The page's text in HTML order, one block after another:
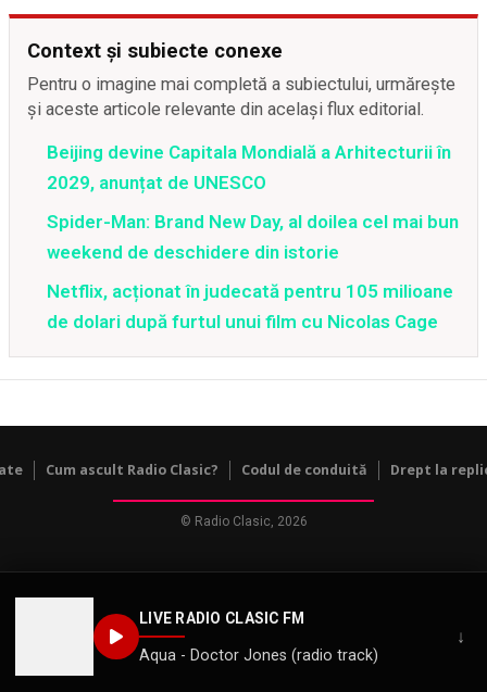
LIVE RADIO CLASIC FM
Aqua - Doctor Jones (radio track)
↓
Context și subiecte conexe
Pentru o imagine mai completă a subiectului, urmărește
și aceste articole relevante din același flux editorial.
Beijing devine Capitala Mondială a Arhitecturii în
2029, anunțat de UNESCO
Spider-Man: Brand New Day, al doilea cel mai bun
weekend de deschidere din istorie
Netflix, acționat în judecată pentru 105 milioane
de dolari după furtul unui film cu Nicolas Cage
Cum ascult Radio Clasic? Codul de conduită Drept la
© Radio Clasic, 2026